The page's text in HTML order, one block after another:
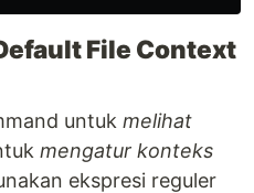
File Context
untuk melihat
mengatur konteks
ekspresi reguler